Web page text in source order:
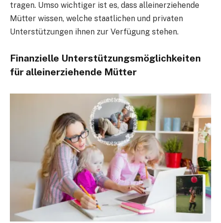
tragen. Umso wichtiger ist es, dass alleinerziehende
Mütter wissen, welche staatlichen und privaten
Unterstützungen ihnen zur Verfügung stehen.
Finanzielle Unterstützungsmöglichkeiten
für alleinerziehende Mütter